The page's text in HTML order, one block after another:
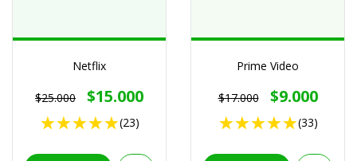
Netflix
$25.000 $15.000
(23)
Prime Video
$17.000 $9.000
(33)